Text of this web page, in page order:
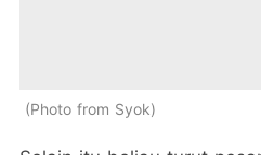
Photo from Syok